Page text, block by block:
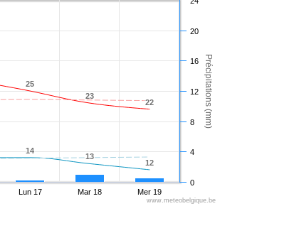
Précipitations (mm)
25
25
23
23
22
22
14
14
13
13
12
12
Lun 17 Mar 18 Mer 19
0
4
8
12
16
20
www.meteobelgique.be